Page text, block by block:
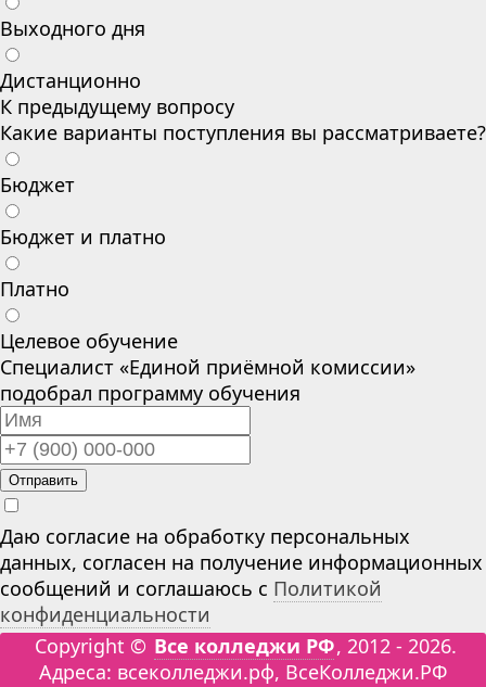
Выходного дня
Дистанционно
К предыдущему вопросу
Какие варианты поступления вы рассматриваете?
Бюджет
Бюджет и платно
Платно
Целевое обучение
Специалист «Единой приёмной комиссии»
подобрал программу обучения
Отправить
Даю согласие на обработку персональных
данных, согласен на получение информационных
сообщений и соглашаюсь с Политикой
конфиденциальности
Copyright © Все колледжи РФ, 2012 - 2026.
Адреса: всеколледжи.рф, ВсеКолледжи.РФ